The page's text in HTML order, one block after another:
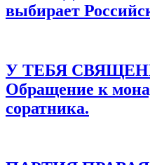
выбирает
У ТЕБЯ
Обращение к
соратника.